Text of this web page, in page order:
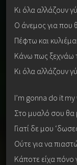
Κι όλα αλλάζουν
Ο άνεμος για που
Πέφτω και
Κάνω πως ξεχνάω
Κι όλα αλλάζουν
I’m gonna do it
Στο μυαλό σου θα
Γιατί δε μου
Ούτε για να
Κάποτε είχα πόνο